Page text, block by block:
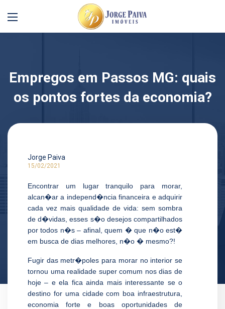
Empregos em Passos MG: quais
os pontos fortes da economia?
Jorge Paiva
15/02/2021
Encontrar um lugar tranquilo para morar,
alcan�ar a independ�ncia financeira e adquirir
cada vez mais qualidade de vida: sem sombra
de d�vidas, esses s�o desejos compartilhados
por todos n�s – afinal, quem � que n�o est�
em busca de dias melhores, n�o � mesmo?!
Fugir das metr�poles para morar no interior se
tornou uma realidade super comum nos dias de
hoje – e ela fica ainda mais interessante se o
destino for uma cidade com boa infraestrutura,
economia forte e boas oportunidades de